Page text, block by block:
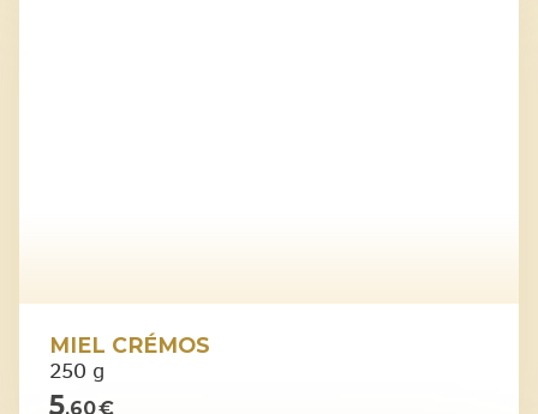
MIEL CRÉMOS
250 g
5,60 €